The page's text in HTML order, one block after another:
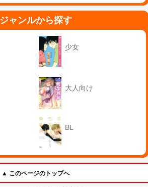
ジャンルから探す
少女
大人向け
BL
▲ このページのトップへ